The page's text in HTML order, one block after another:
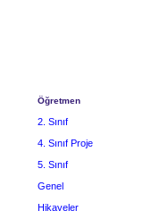
Öğretmen
2. Sınıf
4. Sınıf Proje
5. Sınıf
Genel
Hikayeler